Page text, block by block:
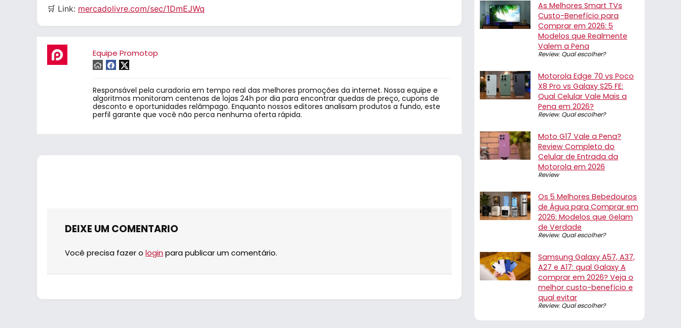
🛒 Link: mercadolivre.com/sec/1DmEJWq
Equipe Promotop
Responsável pela curadoria em tempo real das melhores promoções da internet. Nossa equipe e
algoritmos monitoram centenas de lojas 24h por dia para encontrar quedas de preço, cupons de
desconto e oportunidades relâmpago. Enquanto nossos editores analisam produtos a fundo, este
perfil garante que você não perca nenhuma oferta rápida.
DEIXE UM COMENTARIO
Você precisa fazer o login para publicar um comentário.
As Melhores Smart TVs
Custo-Benefício para
Comprar em 2026: 5
Modelos que Realmente
Valem a Pena
Review, Qual escolher?
Motorola Edge 70 vs Poco
X8 Pro vs Galaxy S25 FE:
Qual Celular Vale Mais a
Pena em 2026?
Review, Qual escolher?
Moto G17 Vale a Pena?
Review Completo do
Celular de Entrada da
Motorola em 2026
Review
Os 5 Melhores Bebedouros
de Água para Comprar em
2026: Modelos que Gelam
de Verdade
Review, Qual escolher?
Samsung Galaxy A57, A37,
A27 e A17: qual Galaxy A
comprar em 2026? Veja o
melhor custo-benefício e
qual evitar
Review, Qual escolher?